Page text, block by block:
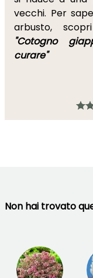
vecchi. Per
arbusto,
"Cotogno
curare"
Non hai trovato